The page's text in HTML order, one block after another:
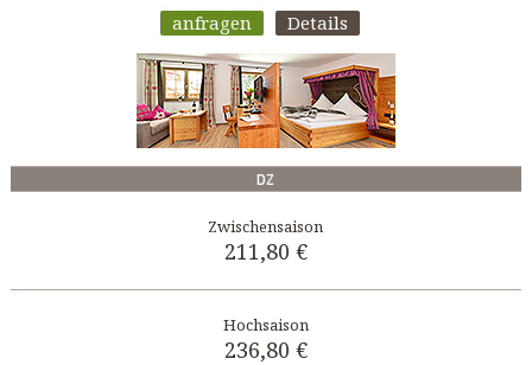
anfragen Details
DZ
211,80 €
236,80 €